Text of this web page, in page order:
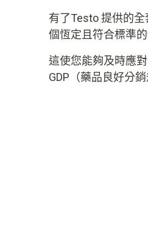
有了Testo 提供的
個恆定且符合標準的
這使您能夠及時應
GDP（藥品良好分